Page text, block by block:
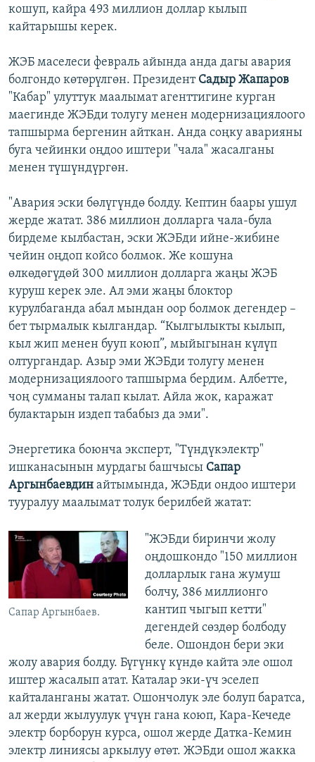
кошуп, кайра 493 миллион доллар кылып
кайтарышы керек.
ЖЭБ маселеси февраль айында анда дагы авария
болгондо көтөрүлгөн. Президент Садыр Жапаров
"Кабар" улуттук маалымат агенттигине курган
маегинде ЖЭБди толугу менен модернизациялоого
тапшырма бергенин айткан. Анда соңку аварияны
буга чейинки оңдоо иштери "чала" жасалганы
менен түшүндүргөн.
"Авария эски бөлүгүндө болду. Кептин баары ушул
жерде жатат. 386 миллион долларга чала-була
бирдеме кылбастан, эски ЖЭБди ийне-жибине
чейин оңдоп койсо болмок. Же кошуна
өлкөдөгүдөй 300 миллион долларга жаңы ЖЭБ
куруш керек эле. Ал эми жаңы блоктор
курулбаганда абал мындан оор болмок дегендер –
бет тырмалык кылгандар. “Кылгылыкты кылып,
кыл жип менен бууп коюп”, мыйыгынан күлүп
олтургандар. Азыр эми ЖЭБди толугу менен
модернизациялоого тапшырма бердим. Албетте,
чоң сумманы талап кылат. Айла жок, каражат
булактарын издеп табабыз да эми".
Энергетика боюнча эксперт, "Түндүкэлектр"
ишканасынын мурдагы башчысы Сапар
Аргынбаевдин айтымында, ЖЭБди ондоо иштери
тууралуу маалымат толук берилбей жатат:
Сапар Аргынбаев.
"ЖЭБди биринчи жолу
оңдошкондо "150 миллион
долларлык гана жумуш
болчу, 386 миллионго
кантип чыгып кетти"
дегендей сөздөр болбоду
беле. Ошондон бери эки
жолу авария болду. Бүгүнкү күндө кайта эле ошол
иштер жасалып атат. Каталар эки-үч эселеп
кайталанганы жатат. Ошончолук эле болуп баратса,
ал жерди жылуулук үчүн гана коюп, Кара-Кечеде
электр борборун курса, ошол жерде Датка-Кемин
электр линиясы аркылуу өтөт. ЖЭБди ошол жакка